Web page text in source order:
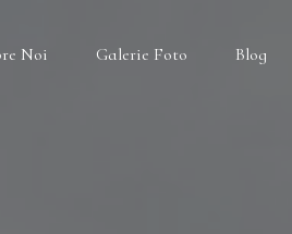
Noi Galerie Foto Blog